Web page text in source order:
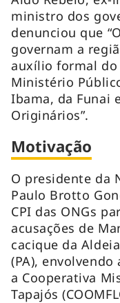
ministro dos
denunciou que
governam a
auxílio formal
Ministério
Ibama, da Funai
Originários”.
Motivação
O presidente da
Paulo Brotto
CPI das ONGs
acusações de
cacique da
(PA),
a Cooperativa
Tapajós